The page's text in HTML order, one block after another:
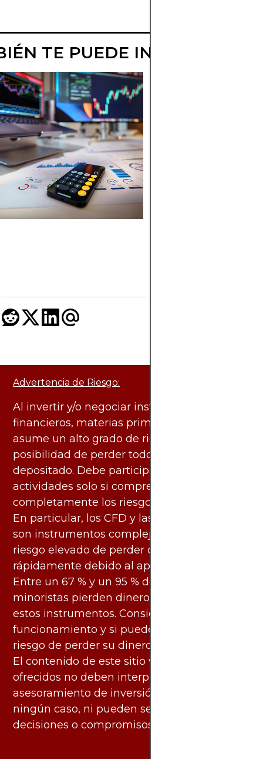
TE PUEDE INTERESAR
Advertencia de Riesgo:
Al invertir y/o negociar instrumentos
financieros, materias primas y otros activos,
asume un alto grado de riesgo. Existe la
posibilidad de perder todo el capital
depositado. Debe participar en estas
actividades solo si comprende
completamente los riesgos asociados.
En particular, los CFD y las criptomonedas
son instrumentos complejos y conllevan un
riesgo elevado de perder dinero
rápidamente debido al apalancamiento.
Entre un 67 % y un 95 % de los inversores
minoristas pierden dinero al negociar con
estos instrumentos. Considere si entiende su
funcionamiento y si puede asumir el alto
riesgo de perder su dinero.
El contenido de este sitio web y los servicios
ofrecidos no deben interpretarse como
asesoramiento de inversión ni financiero en
ningún caso, ni pueden servir de base para
decisiones o compromisos de ningún tipo.